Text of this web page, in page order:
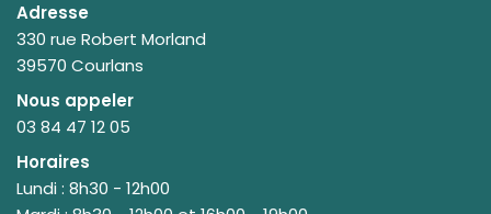
Adresse
330 rue Robert Morland
39570 Courlans
Nous appeler
03 84 47 12 05
Horaires
Lundi : 8h30 - 12h00